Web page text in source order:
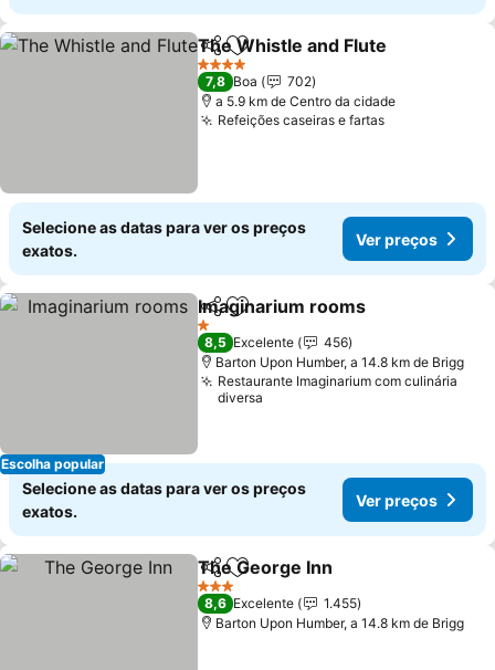
PartilharAdicionar aos favoritos
The Whistle and Flute
4 Estrelas
7,8 Boa
702
a 5.9 km de Centro da cidade
Refeições caseiras e fartasVer preços
Selecione as datas para ver os preços
exatos.
Ver preços
Escolha popular
PartilharAdicionar aos favoritos
Imaginarium rooms
1 Estrelas
8,5 Excelente
456
Barton Upon Humber, a 14.8 km de Brigg
Restaurante Imaginarium com culinária
diversa
Selecione as datas para ver os preços
exatos.
Ver preços
PartilharAdicionar aos favoritos
The George Inn
3 Estrelas
8,6 Excelente
1.455
Barton Upon Humber, a 14.8 km de Brigg